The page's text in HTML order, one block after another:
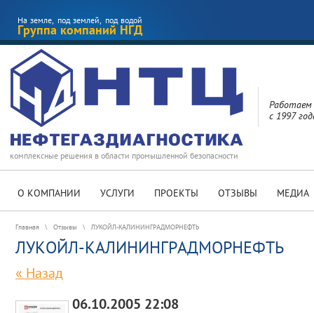
На земле, под землей, под водой
Группа компаний НГД
комплексные решения в области промышленной безопасности
Работаем
с 1997
О КОМПАНИИ УСЛУГИ ПРОЕКТЫ ОТЗЫВЫ МЕДИА
Главная \ Отзывы \ ЛУКОЙЛ-КАЛИНИНГРАДМОРНЕФТЬ
ЛУКОЙЛ-КАЛИНИНГРАДМОРНЕФТЬ
« Назад
06.10.2005 22:08